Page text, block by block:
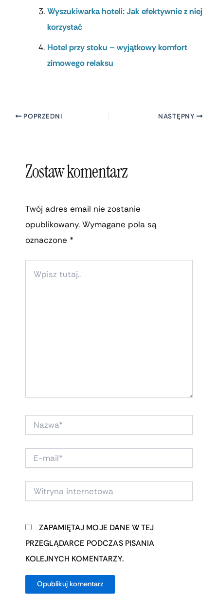
Wyszukiwarka hoteli: Jak efektywnie z niej
korzystać
Hotel przy stoku – wyjątkowy komfort
zimowego relaksu
POPRZEDNI NASTĘPNY
Zostaw komentarz
Twój adres email nie zostanie
opublikowany. Wymagane pola są
oznaczone *
TUTAJ..
NAZWA*
MAIL*
WITRYNA
INTERNETOWA
ZAPAMIĘTAJ MOJE DANE W TEJ
PRZEGLĄDARCE PODCZAS PISANIA
KOLEJNYCH KOMENTARZY.